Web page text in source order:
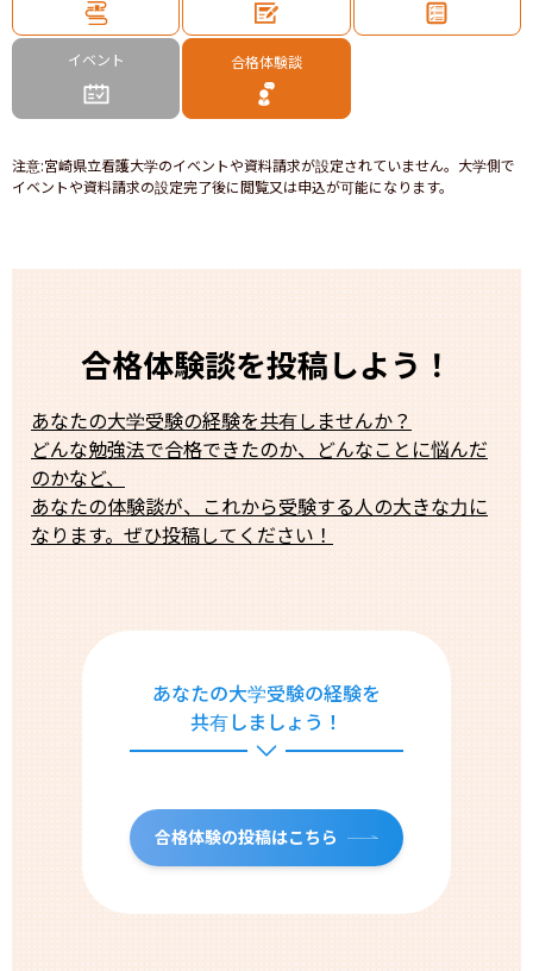
イベント 合格体験談
注意:宮崎県立看護大学のイベントや資料請求が設定されていません。大学側で
イベントや資料請求の設定完了後に閲覧又は申込が可能になります。
合格体験談を投稿しよう！
あなたの大学受験の経験を共有しませんか？
どんな勉強法で合格できたのか、どんなことに悩んだ
のかなど、
あなたの体験談が、これから受験する人の大きな力に
なります。ぜひ投稿してください！
あなたの大学受験の経験を
共有しましょう！
合格体験の投稿はこちら